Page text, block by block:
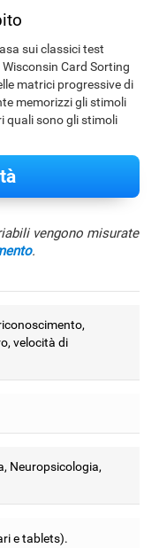
sui classici test
Card Sorting
matrici progressive di
memorizzi gli stimoli
quali sono gli stimoli
vengono misurate
.
velocità di
Neuropsicologia,
e tablets).